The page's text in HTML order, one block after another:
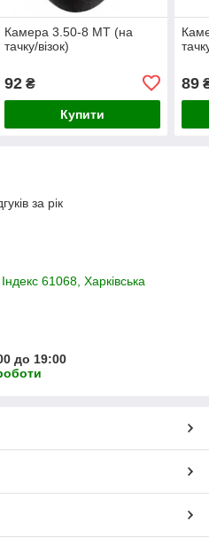
Камера 3.50-8 МТ (на
тачку/візок)
92₴
Купити
89
за рік
61068, Харківська
до 19:00